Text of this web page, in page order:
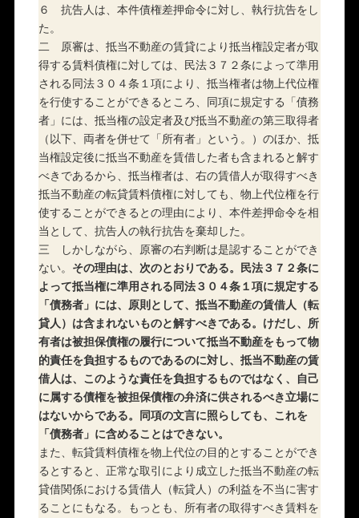
６ 抗告人は、本件債権差押命令に対し、執行抗告をし
た。
二 原審は、抵当不動産の賃貸により抵当権設定者が取
得する賃料債権に対しては、民法３７２条によって準用
される同法３０４条１項により、抵当権者は物上代位権
を行使することができるところ、同項に規定する「債務
者」には、抵当権の設定者及び抵当不動産の第三取得者
（以下、両者を併せて「所有者」という。）のほか、抵
当権設定後に抵当不動産を賃借した者も含まれると解す
べきであるから、抵当権者は、右の賃借人が取得すべき
抵当不動産の転貸賃料債権に対しても、物上代位権を行
使することができるとの理由により、本件差押命令を相
当として、抗告人の執行抗告を棄却した。
三 しかしながら、原審の右判断は是認することができ
ない。 その理由は、次のとおりである。民法３７２条に
よって抵当権に準用される同法３０４条１項に規定する
「債務者」には、原則として、抵当不動産の賃借人（転
貸人）は含まれないものと解すべきである。けだし、所
有者は被担保債権の履行について抵当不動産をもって物
的責任を負担するものであるのに対し、抵当不動産の賃
借人は、このような責任を負担するものではなく、自己
に属する債権を被担保債権の弁済に供されるべき立場に
はないからである。同項の文言に照らしても、これを
「債務者」に含めることはできない。
また、転貸賃料債権を物上代位の目的とすることができ
るとすると、正常な取引により成立した抵当不動産の転
貸借関係における賃借人（転貸人）の利益を不当に害す
ることにもなる。もっとも、所有者の取得すべき賃料を